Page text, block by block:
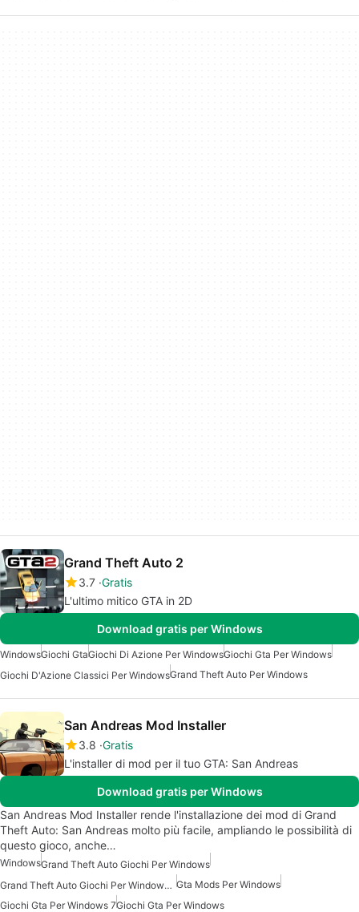
Grand Theft Auto 2
3.7 Gratis
L'ultimo mitico GTA in 2D
Download gratis per Windows
WindowsGiochi GtaGiochi Di Azione Per WindowsGiochi Gta Per Windows
Giochi D'Azione Classici Per WindowsGrand Theft Auto Per Windows
San Andreas Mod Installer
3.8 Gratis
L'installer di mod per il tuo GTA: San Andreas
Download gratis per Windows
San Andreas Mod Installer rende l'installazione dei mod di Grand
Theft Auto: San Andreas molto più facile, ampliando le possibilità di
questo gioco, anche…
WindowsGrand Theft Auto Giochi Per Windows
Grand Theft Auto Giochi Per Windows 7 Gta Mods Per Windows
Giochi Gta Per Windows 7Giochi Gta Per Windows